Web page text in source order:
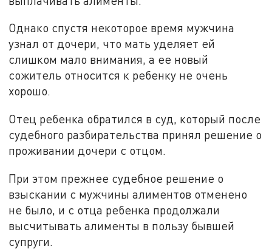
Однако спустя некоторое время мужчина
узнал от дочери, что мать уделяет ей
слишком мало внимания, а ее новый
сожитель относится к ребенку не очень
хорошо.
Отец ребенка обратился в суд, который после
судебного разбирательства принял решение о
проживании дочери с отцом.
При этом прежнее судебное решение о
взыскании с мужчины алиментов отменено
не было, и с отца ребенка продолжали
высчитывать алименты в пользу бывшей
супруги.